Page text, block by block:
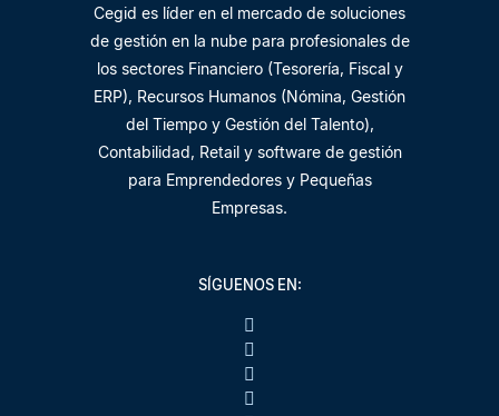
Cegid es líder en el mercado de soluciones
de gestión en la nube para profesionales de
los sectores Financiero (Tesorería, Fiscal y
ERP), Recursos Humanos (Nómina, Gestión
del Tiempo y Gestión del Talento),
Contabilidad, Retail y software de gestión
para Emprendedores y Pequeñas
Empresas.
SÍGUENOS EN: